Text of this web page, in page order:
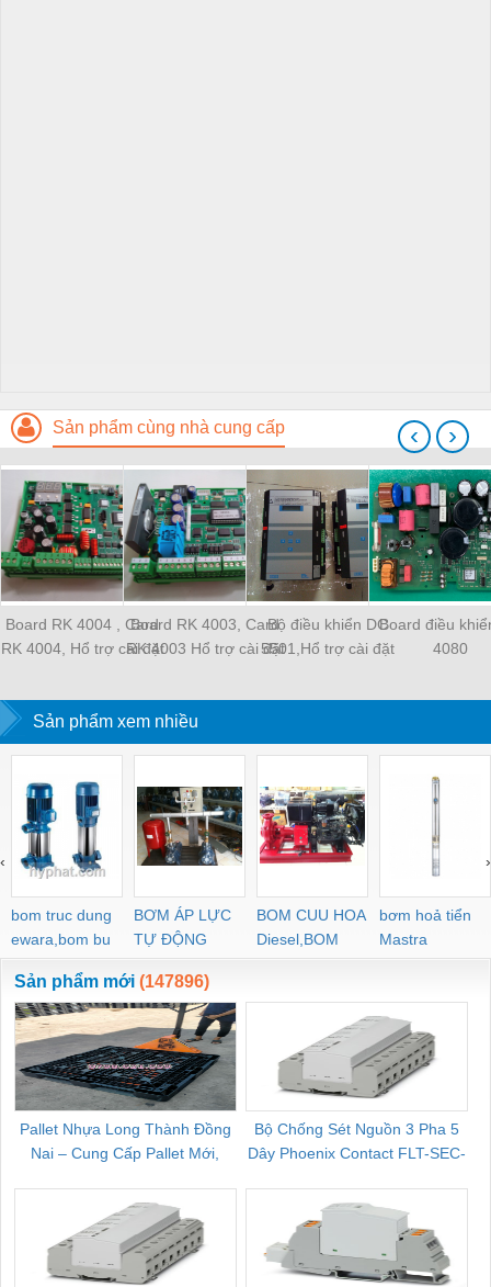
Sản phẩm cùng nhà cung cấp
Board RK 4004 , Card
RK 4004, Hổ trợ cài đặt
Board RK 4003, Card
RK 4003 Hổ trợ cài đặt
Bộ điều khiển DC
5501,Hổ trợ cài đặt
Board điều
4080
‹ ›
Sản phẩm xem nhiều
bom truc dung
ewara,bom bu
ewara
BƠM ÁP LỰC
TỰ ĐỘNG
BOM CUU HOA
Diesel,BOM
CHUA CHAY
bơm hoả tiển
Mastra
‹ ›
Sản phẩm mới (147896)
Pallet Nhựa Long Thành Đồng
Nai – Cung Cấp Pallet Mới,
Bộ Chống Sét Nguồn 3 Pha 5
Dây Phoenix Contact FLT-SEC-